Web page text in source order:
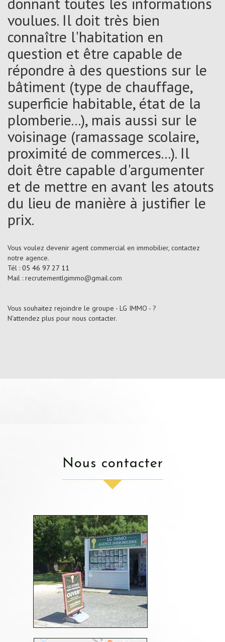
voulues. Il doit très bien
connaître l'habitation en
question et être capable de
répondre à des questions sur le
bâtiment (type de chauffage,
superficie habitable, état de la
plomberie...), mais aussi sur le
voisinage (ramassage scolaire,
proximité de commerces...). Il
doit être capable d'argumenter
et de mettre en avant les atouts
du lieu de manière à justifier le
prix.
Vous voulez devenir agent commercial en immobilier, contactez
notre agence.
Tél : 05 46 97 27 11
Mail : recrutementlgimmo@gmail.com
Vous souhaitez rejoindre le groupe - LG IMMO - ?
N'attendez plus pour nous contacter.
nous contacter